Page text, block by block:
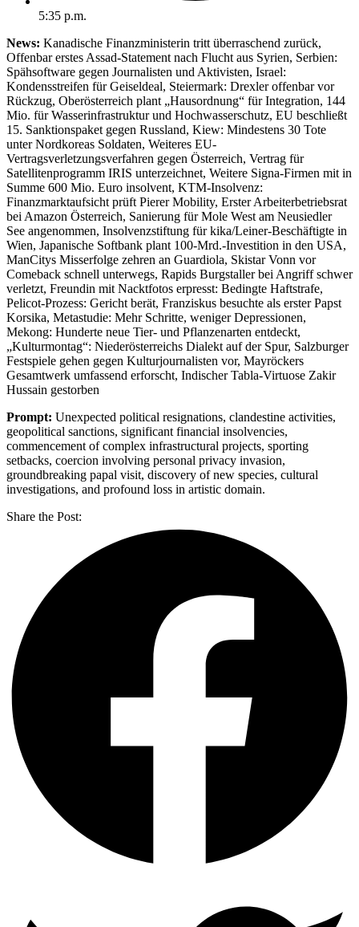
5:35 p.m.
News: Kanadische Finanzministerin tritt überraschend zurück,
Offenbar erstes Assad-Statement nach Flucht aus Syrien, Serbien:
Spähsoftware gegen Journalisten und Aktivisten, Israel:
Kondensstreifen für Geiseldeal, Steiermark: Drexler offenbar vor
Rückzug, Oberösterreich plant „Hausordnung“ für Integration, 144
Mio. für Wasserinfrastruktur und Hochwasserschutz, EU beschließt
15. Sanktionspaket gegen Russland, Kiew: Mindestens 30 Tote
unter Nordkoreas Soldaten, Weiteres EU-
Vertragsverletzungsverfahren gegen Österreich, Vertrag für
Satellitenprogramm IRIS unterzeichnet, Weitere Signa-Firmen mit in
Summe 600 Mio. Euro insolvent, KTM-Insolvenz:
Finanzmarktaufsicht prüft Pierer Mobility, Erster Arbeiterbetriebsrat
bei Amazon Österreich, Sanierung für Mole West am Neusiedler
See angenommen, Insolvenzstiftung für kika/Leiner-Beschäftigte in
Wien, Japanische Softbank plant 100-Mrd.-Investition in den USA,
ManCitys Misserfolge zehren an Guardiola, Skistar Vonn vor
Comeback schnell unterwegs, Rapids Burgstaller bei Angriff schwer
verletzt, Freundin mit Nacktfotos erpresst: Bedingte Haftstrafe,
Pelicot-Prozess: Gericht berät, Franziskus besuchte als erster Papst
Korsika, Metastudie: Mehr Schritte, weniger Depressionen,
Mekong: Hunderte neue Tier- und Pflanzenarten entdeckt,
„Kulturmontag“: Niederösterreichs Dialekt auf der Spur, Salzburger
Festspiele gehen gegen Kulturjournalisten vor, Mayröckers
Gesamtwerk umfassend erforscht, Indischer Tabla-Virtuose Zakir
Hussain gestorben
Prompt: Unexpected political resignations, clandestine activities,
geopolitical sanctions, significant financial insolvencies,
commencement of complex infrastructural projects, sporting
setbacks, coercion involving personal privacy invasion,
groundbreaking papal visit, discovery of new species, cultural
investigations, and profound loss in artistic domain.
Share the Post: